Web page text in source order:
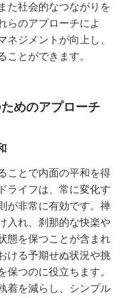
た社会的なつながりを
らのアプローチによ
ネジメントが向上し、
ことができます。
めのアプローチ
ことで内面の平和を得
ライフは、常に変化す
が非常に有効です。禅
入れ、刹那的な快楽や
態を保つことが含まれ
ける予期せぬ状況や挑
つのに役立ちます。
着を減らし、シンプル